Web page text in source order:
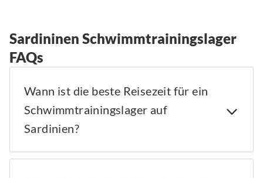
Sardininen Schwimmtrainingslager
FAQs
Wann ist die beste Reisezeit für ein
Schwimmtrainingslager auf
Sardinien?